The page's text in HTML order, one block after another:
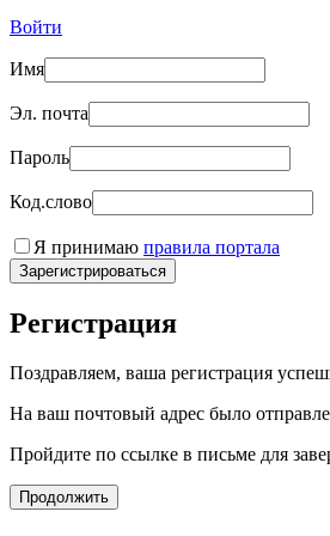
Войти
Имя
Эл. почта
Пароль
Код.слово
Я принимаю правила портала
Зарегистрироваться
Регистрация
Поздравляем, ваша регистрация
На ваш почтовый адрес было
Пройдите по ссылке в письме для
Продолжить